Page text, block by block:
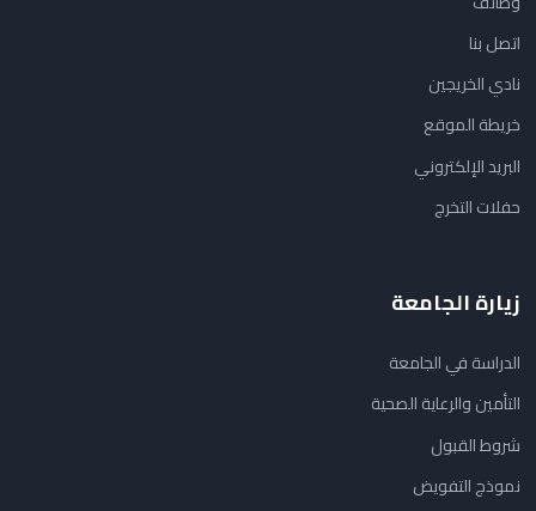
اتصل بنا
نادي الخريجين
خريطة الموقع
البريد الإلكتروني
حفلات التخرج
زيارة الجامعة
الدراسة في الجامعة
التأمين والرعاية الصحية
شروط القبول
نموذج التفويض